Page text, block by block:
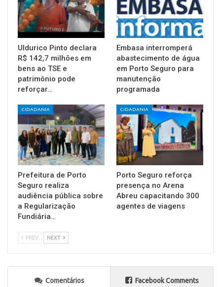
Uldurico Pinto declara
R$ 142,7 milhões em
bens ao TSE e
patrimônio pode
reforçar…
Embasa interromperá
abastecimento de água
em Porto Seguro para
manutenção
programada
CIDADANIA
Prefeitura de Porto
Seguro realiza
audiência pública sobre
a Regularização
Fundiária…
CIDADANIA
Porto Seguro reforça
presença no Arena
Abreu capacitando 300
agentes de viagens
PREV NEXT
Comentários Facebook Comments